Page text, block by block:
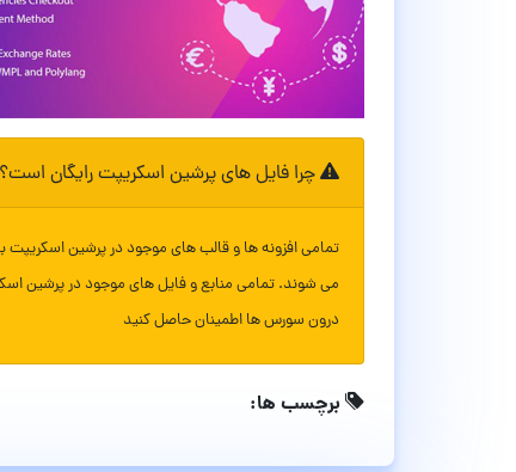
چرا فایل های پرشین اسکریپت رایگان است؟
تمامی افزونه ها و قالب های موجود در پرشین
می شوند. تمامی منابع و فایل های موجود در پرشین
درون سورس ها اطمینان حاصل کنید
برچسب ها: